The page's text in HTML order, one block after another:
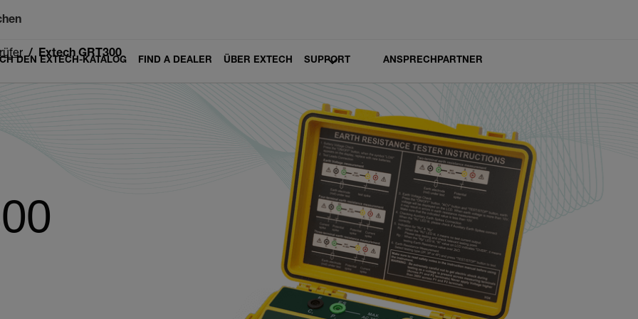
DEN EXTECH-KATALOG FIND A DEALER ÜBER EXTECH SUPPORT ANSPRECHPARTNER
Extech GRT300